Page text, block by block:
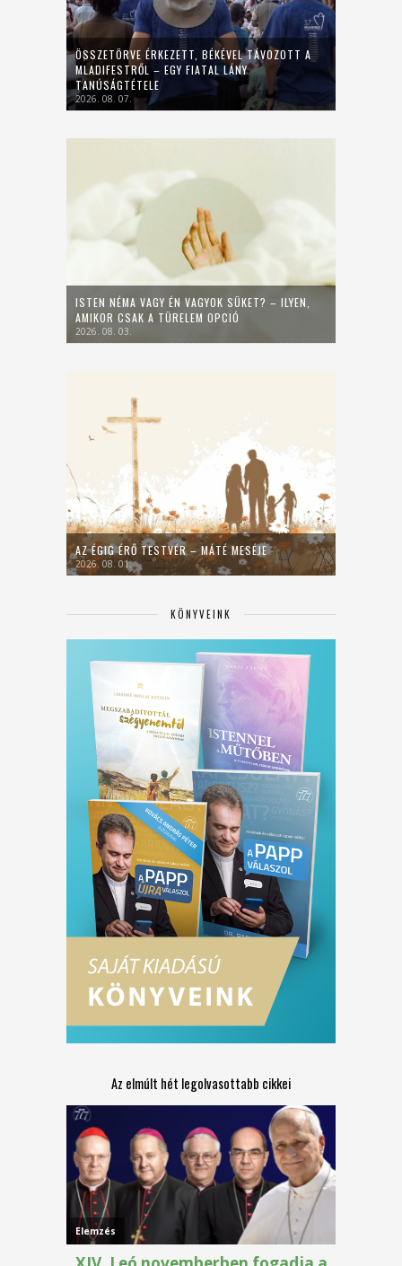
ÖSSZETÖRVE ÉRKEZETT, BÉKÉVEL TÁVOZOTT A
MLADIFESTRŐL – EGY FIATAL LÁNY
TANÚSÁGTÉTELE
2026. 08. 07.
ISTEN NÉMA VAGY ÉN VAGYOK SÜKET? – ILYEN,
AMIKOR CSAK A TÜRELEM OPCIÓ
2026. 08. 03.
AZ ÉGIG ÉRŐ TESTVÉR – MÁTÉ MESÉJE
2026. 08. 01.
KÖNYVEINK
Az elmúlt hét legolvasottabb cikkei